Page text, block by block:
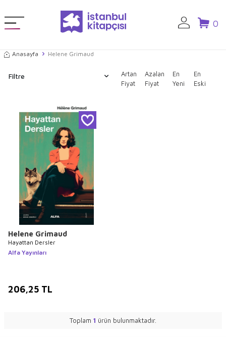
0
Anasayfa Helene Grimaud
Filtre
Artan
Fiyat
Azalan
Fiyat
En
Yeni
En
Eski
Helene Grimaud
Hayattan Dersler
Alfa Yayınları
206,25 TL
Toplam 1 ürün bulunmaktadır.